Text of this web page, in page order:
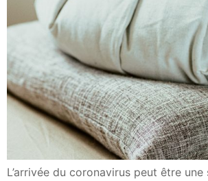
L’arrivée du coronavirus peut être une